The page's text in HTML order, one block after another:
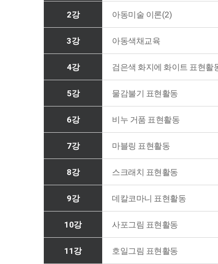
2강 아동미술 이론(2)
3강 아동색채교육
4강 검은색 화지에 화이트 표현활
5강 물감불기 표현활동
6강 비누 거품 표현활동
7강 마블링 표현활동
8강 스크래치 표현활동
9강 데칼코마니 표현활동
10강 사포그림 표현활동
11강 호일그림 표현활동